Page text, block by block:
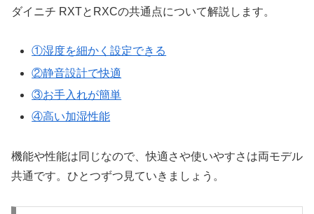
ダイニチ RXTとRXCの共通点について解説します。
①湿度を細かく設定できる
②静音設計で快適
③お手入れが簡単
④高い加湿性能
機能や性能は同じなので、快適さや使いやすさは両モデル
共通です。ひとつずつ見ていきましょう。